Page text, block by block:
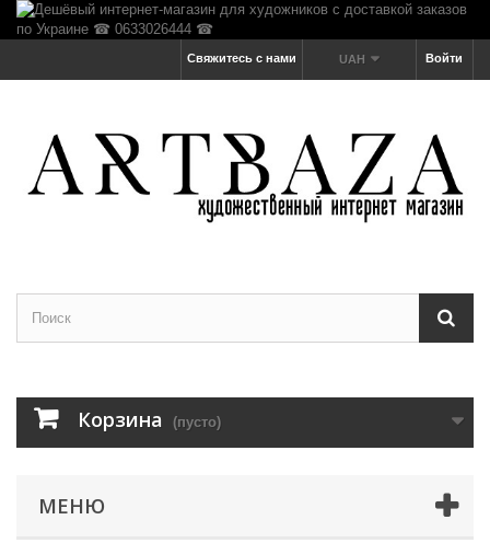
Войти
UAH
Свяжитесь с нами
Корзина (пусто)
МЕНЮ